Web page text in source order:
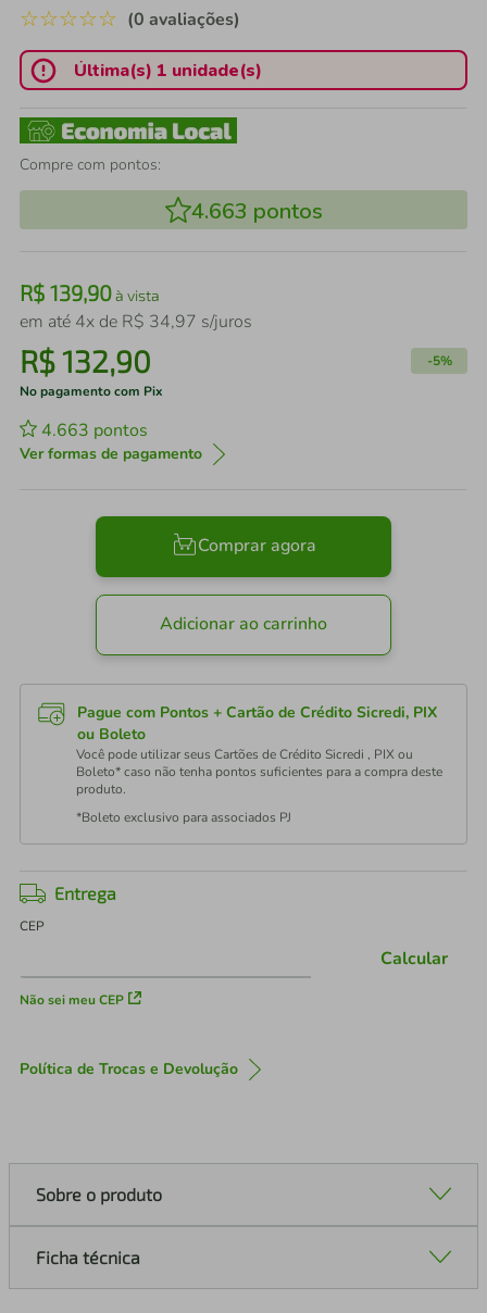
☆☆☆☆☆ (0 avaliações)
Última(s) 1 unidade(s)
Compre com pontos:
4.663 pontos
R$ 139,90à vista
em até 4x de R$ 34,97 s/juros
R$132,90 -5%
No pagamento com Pix
4.663 pontos
Ver formas de pagamento
Comprar agora
Adicionar ao carrinho
Pague com Pontos + Cartão de Crédito Sicredi, PIX
ou Boleto
Você pode utilizar seus Cartões de Crédito Sicredi , PIX ou
Boleto* caso não tenha pontos suficientes para a compra deste
produto.
*Boleto exclusivo para associados PJ
Entrega
CEP
Não sei meu CEP
Calcular
Política de Trocas e Devolução
Sobre o produto
Ficha técnica